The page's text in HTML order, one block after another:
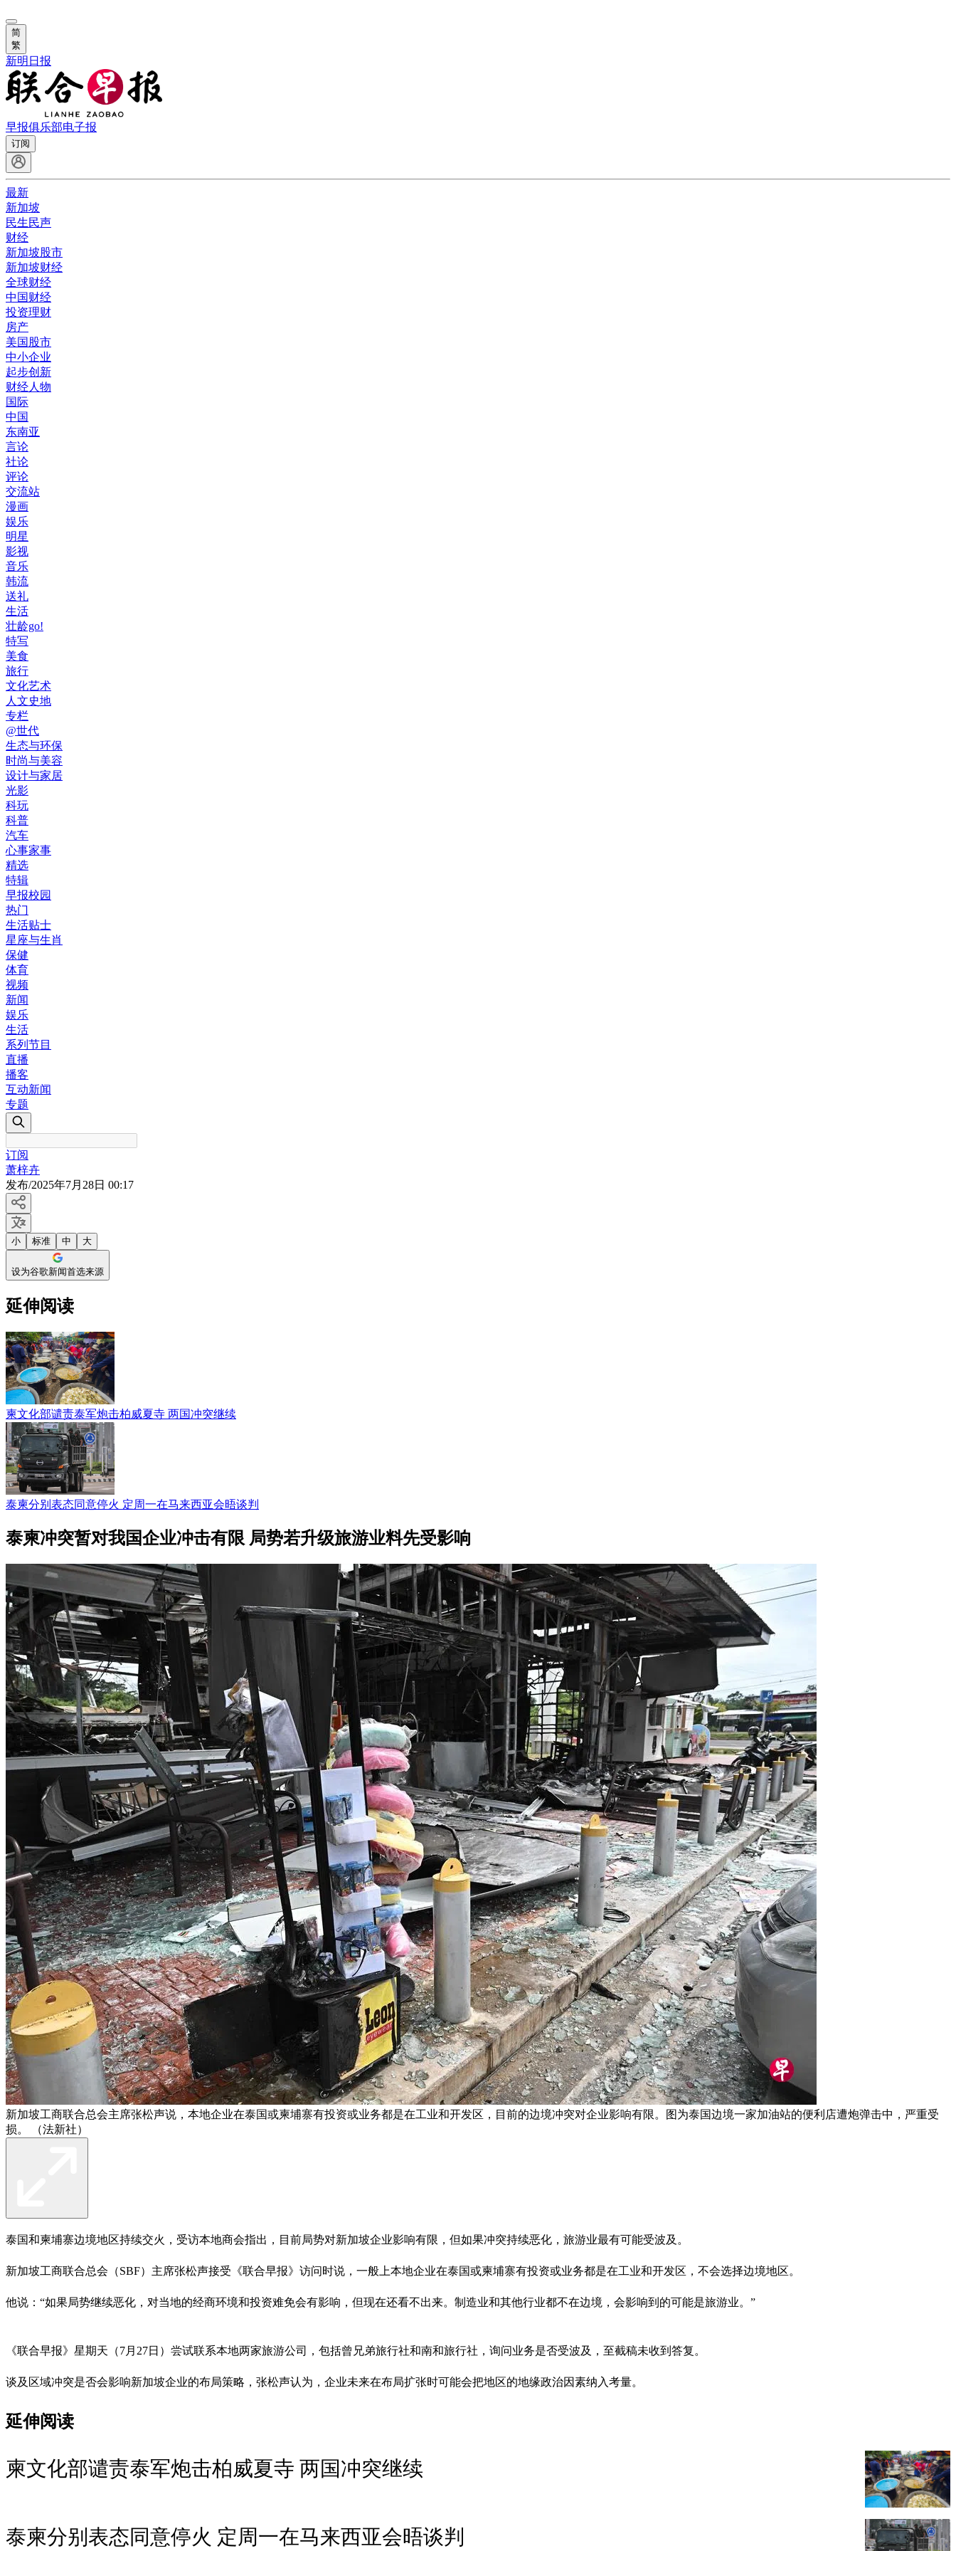
简
繁
新明日报
早报俱乐部电子报
订阅
最新
新加坡
民生民声
财经
新加坡股市
新加坡财经
全球财经
中国财经
投资理财
房产
美国股市
中小企业
起步创新
财经人物
国际
中国
东南亚
言论
社论
评论
交流站
漫画
娱乐
明星
影视
音乐
韩流
送礼
生活
壮龄go!
特写
美食
旅行
文化艺术
人文史地
专栏
@世代
生态与环保
时尚与美容
设计与家居
光影
科玩
科普
汽车
心事家事
精选
特辑
早报校园
热门
生活贴士
星座与生肖
保健
体育
视频
新闻
娱乐
生活
系列节目
直播
播客
互动新闻
专题
订阅
萧梓卉
发布/2025年7月28日 00:17
小 标准 中 大
设为谷歌新闻首选来源
延伸阅读
柬文化部谴责泰军炮击柏威夏寺 两国冲突继续
泰柬分别表态同意停火 定周一在马来西亚会晤谈判
泰柬冲突暂对我国企业冲击有限 局势若升级旅游业料先受影响
新加坡工商联合总会主席张松声说，本地企业在泰国或柬埔寨有投资或业务都是在工业和开发区，目前的边境冲突对企业影响有限。图为泰国边境一家加油站的便利店遭炮弹击中，严重受
损。 （法新社）
泰国和柬埔寨边境地区持续交火，受访本地商会指出，目前局势对新加坡企业影响有限，但如果冲突持续恶化，旅游业最有可能受波及。
新加坡工商联合总会（SBF）主席张松声接受《联合早报》访问时说，一般上本地企业在泰国或柬埔寨有投资或业务都是在工业和开发区，不会选择边境地区。
他说：“如果局势继续恶化，对当地的经商环境和投资难免会有影响，但现在还看不出来。制造业和其他行业都不在边境，会影响到的可能是旅游业。”
《联合早报》星期天（7月27日）尝试联系本地两家旅游公司，包括曾兄弟旅行社和南和旅行社，询问业务是否受波及，至截稿未收到答复。
谈及区域冲突是否会影响新加坡企业的布局策略，张松声认为，企业未来在布局扩张时可能会把地区的地缘政治因素纳入考量。
延伸阅读
柬文化部谴责泰军炮击柏威夏寺 两国冲突继续
泰柬分别表态同意停火 定周一在马来西亚会晤谈判